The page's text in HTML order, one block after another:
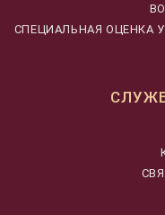
CПЕЦИАЛЬНАЯ ОЦЕНКА